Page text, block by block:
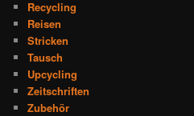
Recycling
Reisen
Stricken
Tausch
Upcycling
Zeitschriften
Zubehör